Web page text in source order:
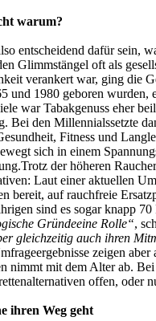
warum?
entscheidend dafür sein,
Glimmstängel oft als
verankert war, ging die
und 1980 geboren wurden,
war Tabakgenuss eher
Bei den Millennialssetzte
Fitness und
sich in einem
der höheren
Laut einer aktuellen
bereit, auf rauchfreie
sind es sogar knapp 70
Gründeeine Rolle“,
gleichzeitig auch ihren
zeigen
nimmt mit dem Alter ab.
offen, oder
ihren Weg geht